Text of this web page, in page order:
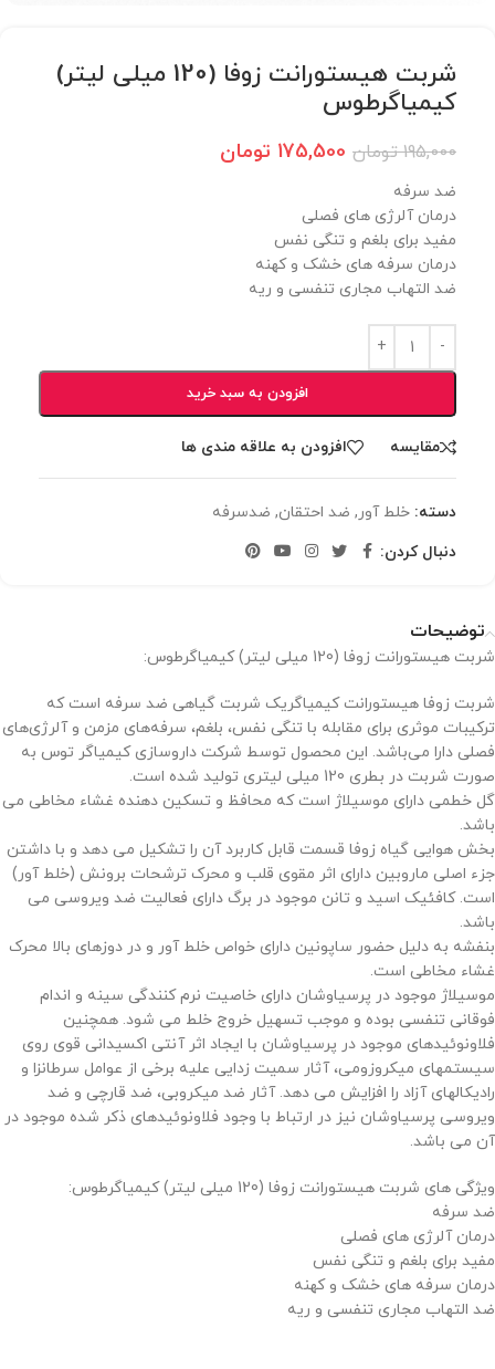
شربت هیستورانت زوفا (120 میلی لیتر)
کیمیاگرطوس
195,000 تومان 175,500 تومان
ضد سرفه
درمان آلرژی های فصلی
مفید برای بلغم و تنگی نفس
درمان سرفه های خشک و کهنه
ضد التهاب مجاری تنفسی و ریه
افزودن به سبد خرید
مقایسه افزودن به علاقه مندی ها
دسته: خلط آور, ضد احتقان, ضدسرفه
دنبال کردن:
توضیحات
شربت هیستورانت زوفا (120 میلی لیتر) کیمیاگرطوس:
شربت زوفا هیستورانت کیمیاگریک شربت گیاهی ضد سرفه است که
ترکیبات موثری برای مقابله با تنگی نفس، بلغم، سرفه‌های مزمن و آلرژی‌های
فصلی دارا می‌باشد. این محصول توسط شرکت داروسازی کیمیاگر توس به
صورت شربت در بطری 120 میلی لیتری تولید شده است.
گل خطمی دارای موسیلاژ است که محافظ و تسکین دهنده غشاء مخاطی می
باشد.
بخش هوایی گیاه زوفا قسمت قابل کاربرد آن را تشکیل می دهد و با داشتن
جزء اصلی ماروبین دارای اثر مقوی قلب و محرک ترشحات برونش (خلط آور)
است. کافئیک اسید و تانن موجود در برگ دارای فعالیت ضد ویروسی می
باشد.
بنفشه به دلیل حضور ساپونین دارای خواص خلط آور و در دوزهای بالا محرک
غشاء مخاطی است.
موسیلاژ موجود در پرسیاوشان دارای خاصیت نرم کنندگی سینه و اندام
فوقانی تنفسی بوده و موجب تسهیل خروج خلط می شود. همچنین
فلاونوئیدهای موجود در پرسیاوشان با ایجاد اثر آنتی اکسیدانی قوی روی
سیستمهای میکروزومی، آثار سمیت زدایی علیه برخی از عوامل سرطانزا و
رادیکالهای آزاد را افزایش می دهد. آثار ضد میکروبی، ضد قارچی و ضد
ویروسی پرسیاوشان نیز در ارتباط با وجود فلاونوئیدهای ذکر شده موجود در
آن می باشد.
ویژگی های شربت هیستورانت زوفا (120 میلی لیتر) کیمیاگرطوس:
ضد سرفه
درمان آلرژی های فصلی
مفید برای بلغم و تنگی نفس
درمان سرفه های خشک و کهنه
ضد التهاب مجاری تنفسی و ریه